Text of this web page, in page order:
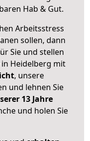
Hab & Gut.
Arbeitsstress
sollen, dann
Sie und stellen
in Heidelberg mit
, unsere
und lehnen Sie
13 Jahre
und holen Sie